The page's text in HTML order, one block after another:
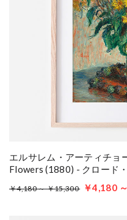
エルサレム・アーティチョ
Flowers (1880) - クロード
￥4,180 ～ ￥15,300 ￥4,180